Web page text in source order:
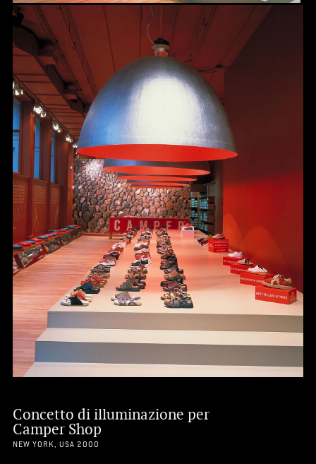
Concetto di illuminazione per
Camper Shop
NEW YORK, USA 2000